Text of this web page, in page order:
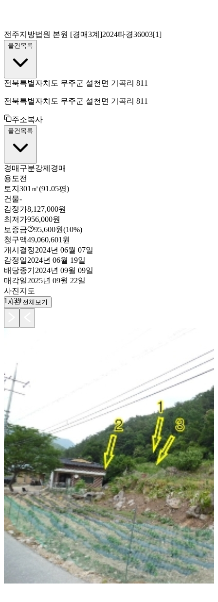
전주지방법원 본원 [경매3계]2024타경36003[1]
물건목록
전북특별자치도 무주군 설천면 기곡리 811
전북특별자치도 무주군 설천면 기곡리 811
주소복사
물건목록
경매구분강제경매
용도전
토지 301㎡(91.05평)
건물-
감정가8,127,000원
최저가956,000원
보증금
95,600원(10%)
청구액49,060,601원
개시결정2024년 06월 07일
감정일2024년 06월 19일
배당종기 2024년 09월 09일
매각일2025년 09월 22일
사진지도
1 /39
사진 전체보기